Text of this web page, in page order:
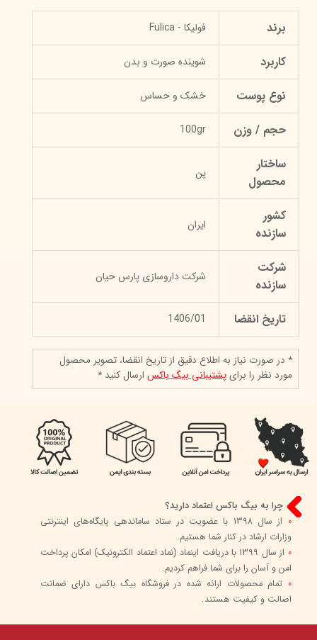
برند فولیکا - Fulica
کاربرد شوینده صورت و بدن
نوع پوست خشک و حساس
حجم / وزن 100gr
ساختار
محصول
پن
کشور
سازنده
ایران
شرکت
سازنده
شرکت داروسازی پارس حیان
تاریخ انقضا 1406/01
* در صورت نیاز به اطلاع دقیق از تاریخ انقضا، تصویر محصول
مورد نظر را برایپشتیبانی بیگ باکسارسال کنید *
چرا به بیگ باکس اعتماد دارید؟
0
از سال 1398 با عضویت در ستاد ساماندهی پایگاه‌های اینترنتی
وزارات ارشاد در کنار شما هستیم.
0
از سال 1399 با دریافت اینماد (نماد اعتماد الکترونیک) امکان پرداخت
امن و آسان را برای شما فراهم کردیم.
0 تمام محصولات ارائه شده در فروشگاه بیگ باکس دارای ضمانت
اصالت و کیفیت هستند.